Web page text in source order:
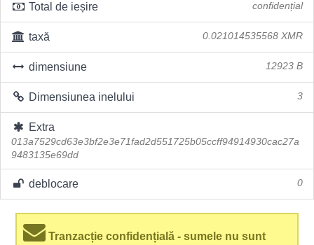
Total de ieșire confidențial
taxă 0.021014535568 XMR
dimensiune 12923 B
Dimensiunea inelului 3
Extra
013a7529cd63e3bf2e3e71fad2d551725b05ccff94914930cac27a
9483135e69dd
deblocare 0
Tranzacție confidențială - sumele nu sunt